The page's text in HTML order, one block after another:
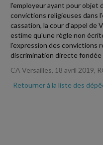
l'employeur ayant pour objet
convictions religieuses dans
cassation, la cour d'appel de
estime qu'une règle non
l'expression des convictions
discrimination directe fondée
CA Versailles, 18 avril 2019,
Retourner à la liste des